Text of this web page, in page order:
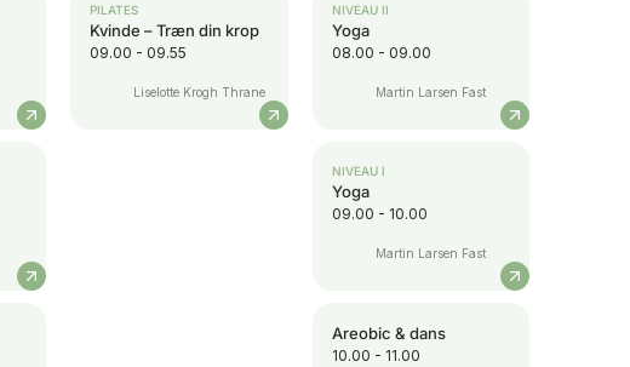
PILATES
Kvinde – Træn din krop
09.00 - 09.55
Liselotte Krogh Thrane
NIVEAU II
Yoga
08.00 - 09.00
Martin Larsen Fast
NIVEAU I
Yoga
09.00 - 10.00
Martin Larsen Fast
Areobic & dans
10.00 - 11.00